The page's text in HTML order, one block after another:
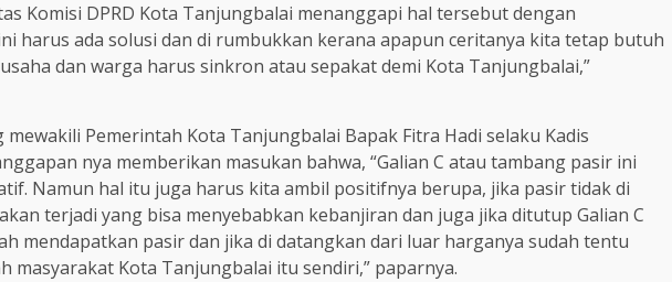
Komisi DPRD Kota Tanjungbalai menanggapi hal tersebut dengan
harus ada solusi dan di rumbukkan kerana apapun ceritanya kita tetap butuh
dan warga harus sinkron atau sepakat demi Kota Tanjungbalai,”
Pemerintah Kota Tanjungbalai Bapak Fitra Hadi selaku Kadis
nya memberikan masukan bahwa, “Galian C atau tambang pasir ini
Namun hal itu juga harus kita ambil positifnya berupa, jika pasir tidak di
terjadi yang bisa menyebabkan kebanjiran dan juga jika ditutup Galian C
mendapatkan pasir dan jika di datangkan dari luar harganya sudah tentu
masyarakat Kota Tanjungbalai itu sendiri,” paparnya.